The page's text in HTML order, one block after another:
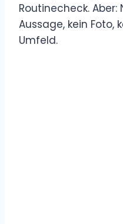
Routinecheck. Aber:
Aussage, kein Foto,
Umfeld.